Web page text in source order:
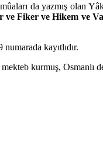
da yazmış olan
Fiker ve Hikem ve
kayıtlıdır.
kurmuş, Osmanlı